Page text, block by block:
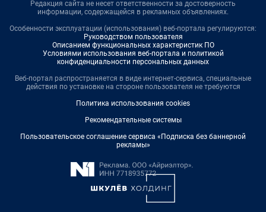
Редакция сайта не несет ответственности за достоверность
информации, содержащейся в рекламных объявлениях.
Особенности эксплуатации (использования) веб-портала регулируются:
Руководством пользователя
Описанием функциональных характеристик ПО
Условиями использования веб-портала и политикой
конфиденциальности персональных данных
Веб-портал распространяется в виде интернет-сервиса, специальные
действия по установке на стороне пользователя не требуются
Политика использования cookies
Рекомендательные системы
Пользовательское соглашение сервиса «Подписка без баннерной
рекламы»